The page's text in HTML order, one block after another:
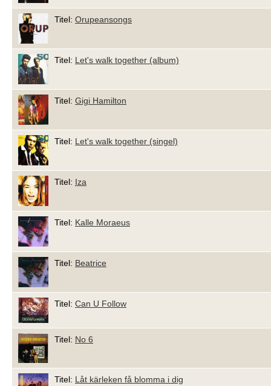
Titel: Orupeansongs
Titel: Let's walk together (album)
Titel: Gigi Hamilton
Titel: Let's walk together (singel)
Titel: Iza
Titel: Kalle Moraeus
Titel: Beatrice
Titel: Can U Follow
Titel: No 6
Titel: Låt kärleken få blomma i dig